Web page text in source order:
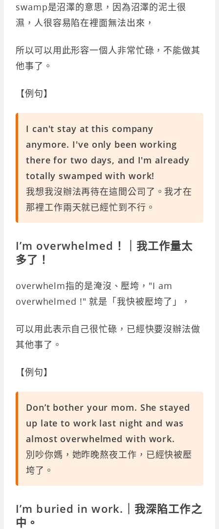
swamp是沼澤的意思，因為沼澤的泥土很
濕，人很容易陷在裡面無法出來，
所以可以用此形容一個人非常忙碌，不能做其
他事了。
【例句】
I can't stay at this company
anymore. I've only been working
there for two days, and I'm already
totally swamped with work!
我想我沒辦法再待在這間公司了。我才在
那裡工作兩天就已經忙到不行。
I’m overwhelmed！｜我工作量太
多了！
overwhelm指的是淹沒、壓垮，"I am
overwhelmed !" 就是「我快被壓垮了」，
可以用此表示自己很忙碌，已經快要沒辦法做
其他事了。
【例句】
Don’t bother your mom. She stayed
up late to work last night and was
almost overwhelmed with work.
別吵你媽，她昨晚熬夜工作，已經快被壓
垮了。
I’m buried in work.｜我深陷工作之
中。